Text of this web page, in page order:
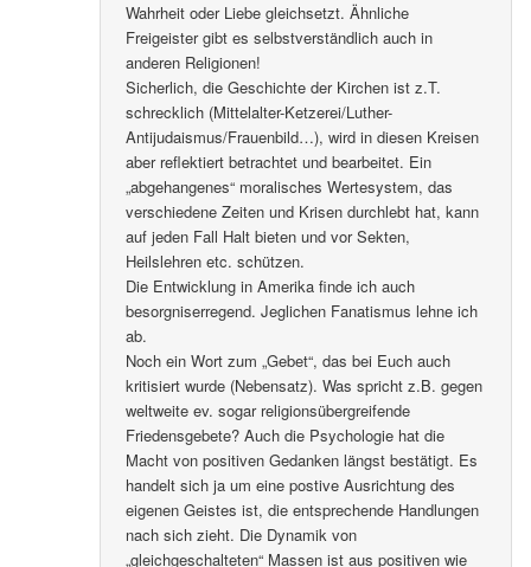
Wahrheit oder Liebe gleichsetzt. Ähnliche
Freigeister gibt es selbstverständlich auch in
anderen Religionen!
Sicherlich, die Geschichte der Kirchen ist z.T.
schrecklich (Mittelalter-Ketzerei/Luther-
Antijudaismus/Frauenbild…), wird in diesen Kreisen
aber reflektiert betrachtet und bearbeitet. Ein
„abgehangenes“ moralisches Wertesystem, das
verschiedene Zeiten und Krisen durchlebt hat, kann
auf jeden Fall Halt bieten und vor Sekten,
Heilslehren etc. schützen.
Die Entwicklung in Amerika finde ich auch
besorgniserregend. Jeglichen Fanatismus lehne ich
ab.
Noch ein Wort zum „Gebet“, das bei Euch auch
kritisiert wurde (Nebensatz). Was spricht z.B. gegen
weltweite ev. sogar religionsübergreifende
Friedensgebete? Auch die Psychologie hat die
Macht von positiven Gedanken längst bestätigt. Es
handelt sich ja um eine postive Ausrichtung des
eigenen Geistes ist, die entsprechende Handlungen
nach sich zieht. Die Dynamik von
„gleichgeschalteten“ Massen ist aus positiven wie